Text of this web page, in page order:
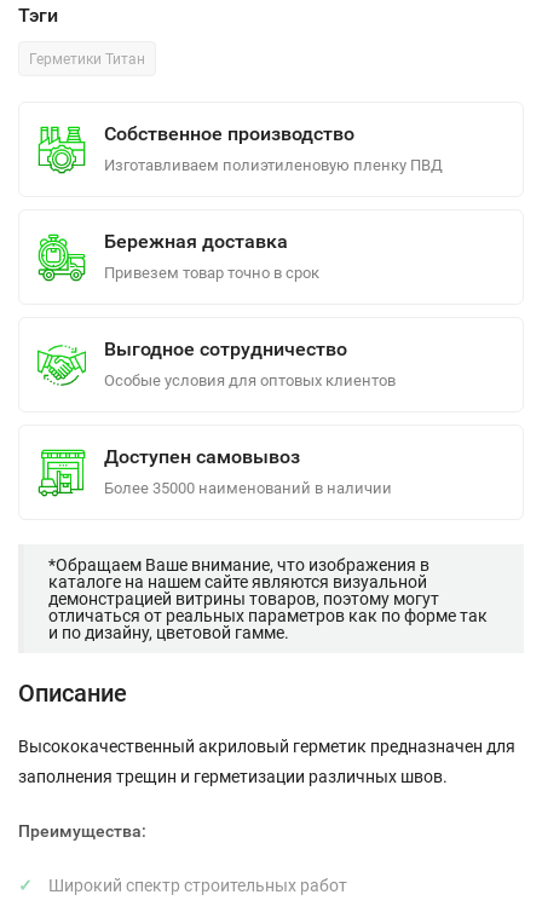
Тэги
Герметики Титан
Собственное производство
Изготавливаем полиэтиленовую пленку ПВД
Бережная доставка
Привезем товар точно в срок
Выгодное сотрудничество
Особые условия для оптовых клиентов
Доступен самовывоз
Более 35000 наименований в наличии
*Обращаем Ваше внимание, что изображения в
каталоге на нашем сайте являются визуальной
демонстрацией витрины товаров, поэтому могут
отличаться от реальных параметров как по форме так
и по дизайну, цветовой гамме.
Описание
Высококачественный акриловый герметик предназначен для
заполнения трещин и герметизации различных швов.
Преимущества:
Широкий спектр строительных работ